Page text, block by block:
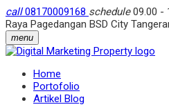
call08170009168 schedule09.00 -
Raya Pagedangan BSD City
menu
Home
Portofolio
Artikel Blog